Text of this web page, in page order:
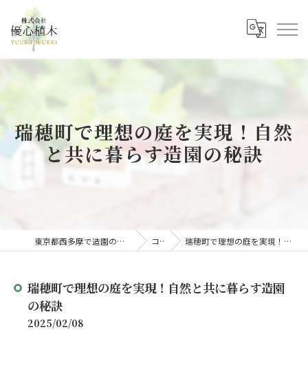
瑞穂町で理想の庭を実現！自然
と共に暮らす造園の秘訣
東京都西多摩で造園の求人なら株式会社優心植木 コラム 瑞穂町で理想の庭を実現！自然と共に暮らす造園の秘訣
瑞穂町で理想の庭を実現！自然と共に暮らす造園
の秘訣
2025/02/08